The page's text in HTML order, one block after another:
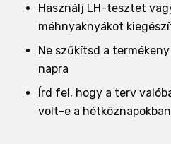
Használj LH-tesztet
méhnyaknyákot
Ne szűkítsd a
napra
Írd fel, hogy a terv
volt-e a hétköznapokban